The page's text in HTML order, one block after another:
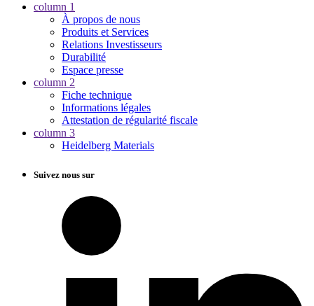
column 1
À propos de nous
Produits et Services
Relations Investisseurs
Durabilité
Espace presse
column 2
Fiche technique
Informations légales
Attestation de régularité fiscale
column 3
Heidelberg Materials
Suivez nous sur